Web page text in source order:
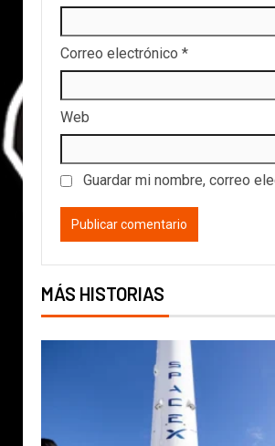
Correo electrónico *
Web
Guardar mi nombre, correo
MÁS HISTORIAS